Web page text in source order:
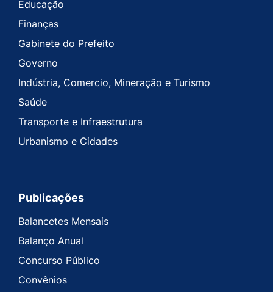
Educação
Finanças
Gabinete do Prefeito
Governo
Indústria, Comercio, Mineração e Turismo
Saúde
Transporte e Infraestrutura
Urbanismo e Cidades
Publicações
Balancetes Mensais
Balanço Anual
Concurso Público
Convênios